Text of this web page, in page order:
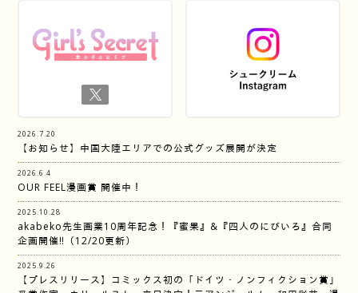
2026.7.20
【お知らせ】中国大陸エリアでの公式グッズ展開が決定
2026.6.4
OUR FEEL漫画賞 開催中！
2025.10.28
akabeko先生画業10周年記念！『蜜果』&『四人のにびいろ』合同
企画開催‼︎（12/20更新）
2025.9.26
【プレスリリース】コミックス初の「ドイツ・ノンフィクション賞」